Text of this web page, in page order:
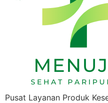
Pusat Layanan Produk